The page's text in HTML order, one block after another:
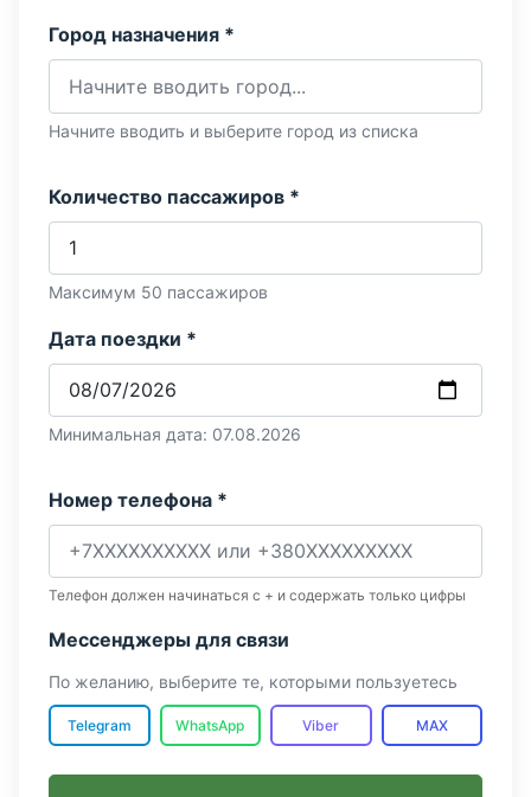
Город назначения *
Начните вводить и выберите город из списка
Количество пассажиров *
Максимум 50 пассажиров
Дата поездки *
Минимальная дата: 07.08.2026
Номер телефона *
Телефон должен начинаться с + и содержать только цифры
Мессенджеры для связи
По желанию, выберите те, которыми пользуетесь
Telegram WhatsApp Viber MAX